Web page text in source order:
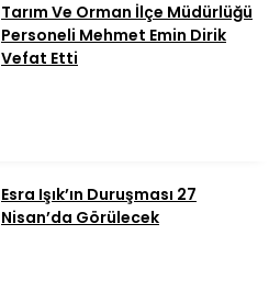
Tarım Ve Orman İlçe Müdürlüğü
Personeli Mehmet Emin Dirik
Vefat Etti
Esra Işık’ın Duruşması 27
Nisan’da Görülecek